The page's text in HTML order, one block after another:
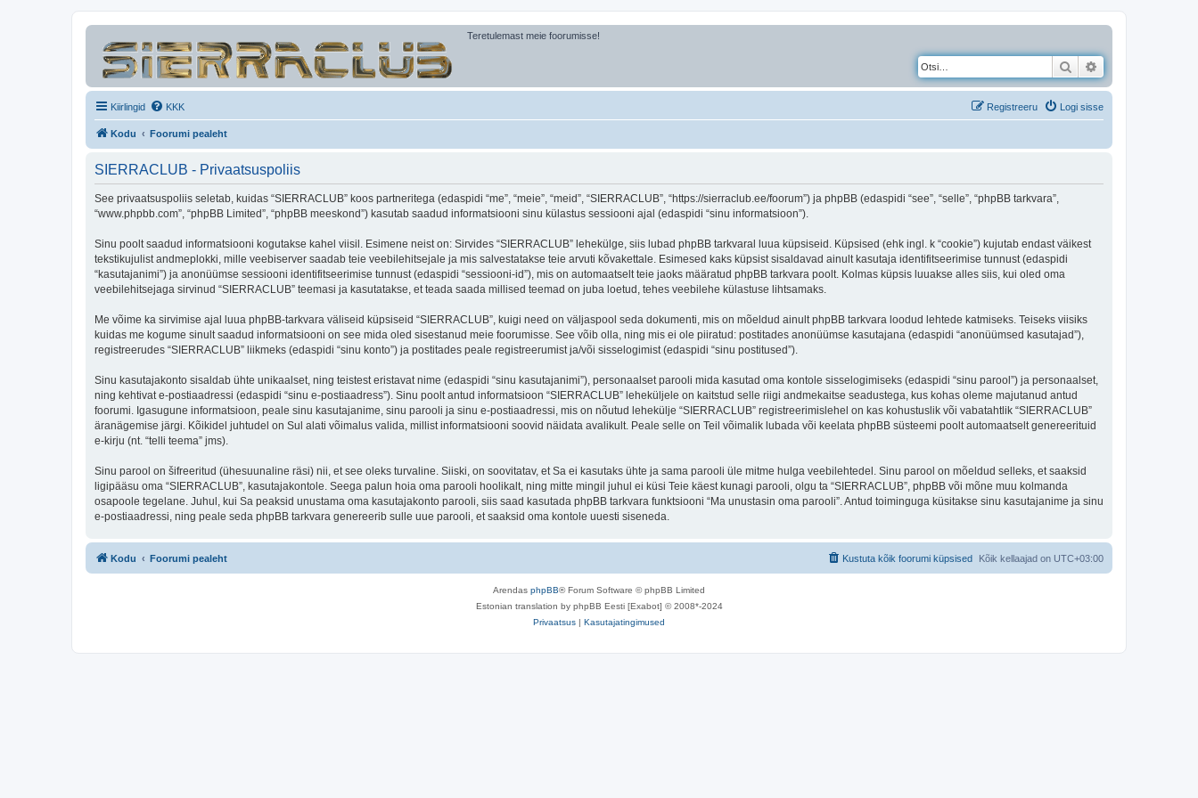
Teretulemast meie foorumisse!
Otsi
Kiirlingid KKK Logi sisse
Registreeru
Kodu Foorumi pealeht
SIERRACLUB - Privaatsuspoliis
See privaatsuspoliis seletab, kuidas “SIERRACLUB” koos partneritega (edaspidi “me”, “meie”, “meid”, “SIERRACLUB”, “https://sierraclub.ee/foorum”) ja phpBB (edaspidi “see”, “selle”, “phpBB tarkvara”,
“www.phpbb.com”, “phpBB Limited”, “phpBB meeskond”) kasutab saadud informatsiooni sinu külastus sessiooni ajal (edaspidi “sinu informatsioon”).
Sinu poolt saadud informatsiooni kogutakse kahel viisil. Esimene neist on: Sirvides “SIERRACLUB” lehekülge, siis lubad phpBB tarkvaral luua küpsiseid. Küpsised (ehk ingl. k “cookie”) kujutab endast väikest
tekstikujulist andmeplokki, mille veebiserver saadab teie veebilehitsejale ja mis salvestatakse teie arvuti kõvakettale. Esimesed kaks küpsist sisaldavad ainult kasutaja identifitseerimise tunnust (edaspidi
“kasutajanimi”) ja anonüümse sessiooni identifitseerimise tunnust (edaspidi “sessiooni-id”), mis on automaatselt teie jaoks määratud phpBB tarkvara poolt. Kolmas küpsis luuakse alles siis, kui oled oma
veebilehitsejaga sirvinud “SIERRACLUB” teemasi ja kasutatakse, et teada saada millised teemad on juba loetud, tehes veebilehe külastuse lihtsamaks.
Me võime ka sirvimise ajal luua phpBB-tarkvara väliseid küpsiseid “SIERRACLUB”, kuigi need on väljaspool seda dokumenti, mis on mõeldud ainult phpBB tarkvara loodud lehtede katmiseks. Teiseks viisiks
kuidas me kogume sinult saadud informatsiooni on see mida oled sisestanud meie foorumisse. See võib olla, ning mis ei ole piiratud: postitades anonüümse kasutajana (edaspidi “anonüümsed kasutajad”),
registreerudes “SIERRACLUB” liikmeks (edaspidi “sinu konto”) ja postitades peale registreerumist ja/või sisselogimist (edaspidi “sinu postitused”).
Sinu kasutajakonto sisaldab ühte unikaalset, ning teistest eristavat nime (edaspidi “sinu kasutajanimi”), personaalset parooli mida kasutad oma kontole sisselogimiseks (edaspidi “sinu parool”) ja personaalset,
ning kehtivat e-postiaadressi (edaspidi “sinu e-postiaadress”). Sinu poolt antud informatsioon “SIERRACLUB” leheküljele on kaitstud selle riigi andmekaitse seadustega, kus kohas oleme majutanud antud
foorumi. Igasugune informatsioon, peale sinu kasutajanime, sinu parooli ja sinu e-postiaadressi, mis on nõutud lehekülje “SIERRACLUB” registreerimislehel on kas kohustuslik või vabatahtlik “SIERRACLUB”
äranägemise järgi. Kõikidel juhtudel on Sul alati võimalus valida, millist informatsiooni soovid näidata avalikult. Peale selle on Teil võimalik lubada või keelata phpBB süsteemi poolt automaatselt genereerituid
e-kirju (nt. “telli teema” jms).
Sinu parool on šifreeritud (ühesuunaline räsi) nii, et see oleks turvaline. Siiski, on soovitatav, et Sa ei kasutaks ühte ja sama parooli üle mitme hulga veebilehtedel. Sinu parool on mõeldud selleks, et saaksid
ligipääsu oma “SIERRACLUB”, kasutajakontole. Seega palun hoia oma parooli hoolikalt, ning mitte mingil juhul ei küsi Teie käest kunagi parooli, olgu ta “SIERRACLUB”, phpBB või mõne muu kolmanda
osapoole tegelane. Juhul, kui Sa peaksid unustama oma kasutajakonto parooli, siis saad kasutada phpBB tarkvara funktsiooni “Ma unustasin oma parooli”. Antud toiminguga küsitakse sinu kasutajanime ja sinu
e-postiaadressi, ning peale seda phpBB tarkvara genereerib sulle uue parooli, et saaksid oma kontole uuesti siseneda.
Kodu Foorumi pealeht Kõik kellaajad on UTC+03:00
Kustuta kõik foorumi küpsised
Arendas phpBB® Forum Software © phpBB Limited
Estonian translation by phpBB Eesti [Exabot] © 2008*-2024
Privaatsus | Kasutajatingimused